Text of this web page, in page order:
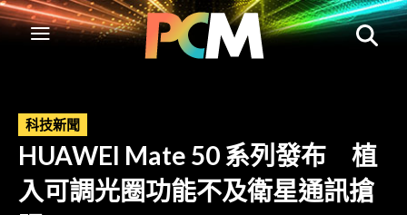
科技新聞
HUAWEI Mate 50 系列發布 植
入可調光圈功能不及衛星通訊搶